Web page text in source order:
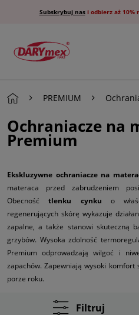
Subskrybuj nasi odbierz aż 10%
PREMIUM
Ochraniacze na
Premium
Ekskluzywne ochraniacze na
materaca przed zabrudzeniem
Obecnośćtlenku cynku o
regenerujących skórę wykazuje
zapalne, a także stanowi skuteczną
grzybów. Wysoka zdolność
Premium odprowadzają wilgoć i
zapachów. Zapewniają wysoki komfort
porze roku.
Filtruj